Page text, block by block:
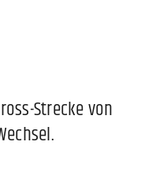
Strecke von